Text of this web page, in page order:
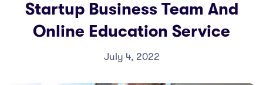
Startup Business Team And
Online Education Service
July 4, 2022